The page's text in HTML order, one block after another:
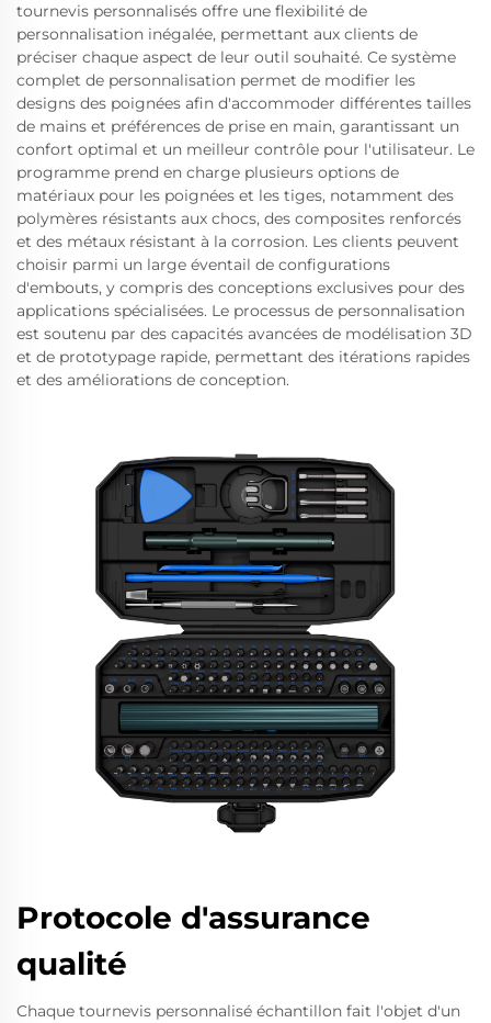
tournevis personnalisés offre une flexibilité de
personnalisation inégalée, permettant aux clients de
préciser chaque aspect de leur outil souhaité. Ce système
complet de personnalisation permet de modifier les
designs des poignées afin d'accommoder différentes tailles
de mains et préférences de prise en main, garantissant un
confort optimal et un meilleur contrôle pour l'utilisateur. Le
programme prend en charge plusieurs options de
matériaux pour les poignées et les tiges, notamment des
polymères résistants aux chocs, des composites renforcés
et des métaux résistant à la corrosion. Les clients peuvent
choisir parmi un large éventail de configurations
d'embouts, y compris des conceptions exclusives pour des
applications spécialisées. Le processus de personnalisation
est soutenu par des capacités avancées de modélisation 3D
et de prototypage rapide, permettant des itérations rapides
et des améliorations de conception.
Protocole d'assurance
qualité
Chaque tournevis personnalisé échantillon fait l'objet d'un